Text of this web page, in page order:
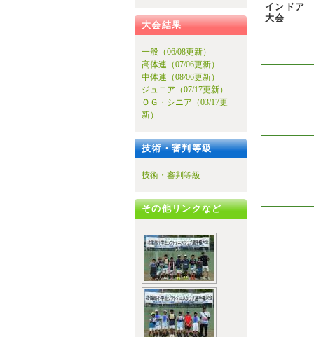
大会結果
一般（06/08更新）
高体連（07/06更新）
中体連（08/06更新）
ジュニア（07/17更新）
ＯＧ・シニア（03/17更
新）
技術・審判等級
技術・審判等級
その他リンクなど
インドア
大会